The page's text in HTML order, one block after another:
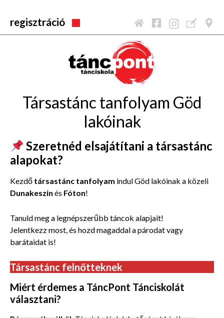
regisztráció
Társastánc tanfolyam Göd
lakóinak
Szeretnéd elsajátítani a társastánc
alapokat?
Kezdő társastánc tanfolyam indul Göd lakóinak a közeli
Dunakeszin és Fóton!
Tanuld meg a legnépszerűbb táncok alapjait!
Jelentkezz most, és hozd magaddal a párodat vagy
barátaidat is!
Társastánc felnőtteknek
Miért érdemes a TáncPont Tánciskolát
választani?